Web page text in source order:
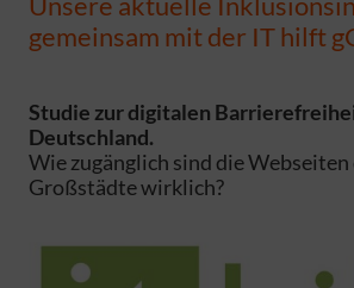
gemeinsam mit der IT hilft
Studie zur digitalen
Deutschland.
Wie zugänglich sind die
Großstädte wirklich?